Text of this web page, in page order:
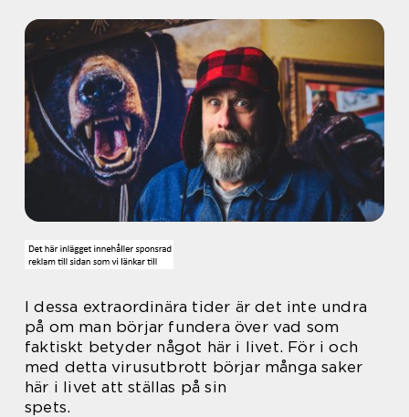
I dessa extraordinära tider är det inte undra
på om man börjar fundera över vad som
faktiskt betyder något här i livet. För i och
med detta virusutbrott börjar många saker
här i livet att ställas på sin
spets.